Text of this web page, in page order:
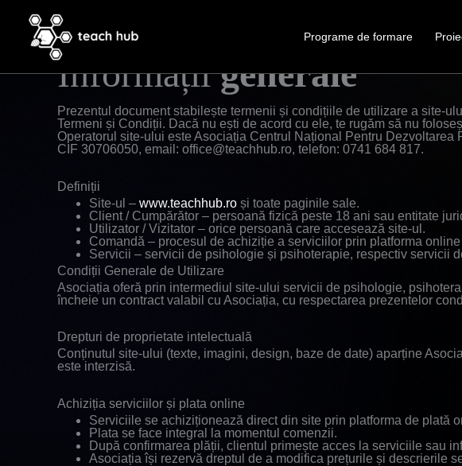
content
Programe de formare
Informațiigenerale
Prezentul document stabilește termenii și condițiile de utilizare a site-
Termeni și Condiții. Dacă nu ești de acord cu ele, te rugăm să nu
Operatorul site-ului este Asociația Centrul Național Pentru
CIF 30706050, email: office@teachhub.ro, telefon: 0741 684 817.
Definiții
Site-ul – www.teachhub.ro și toate paginile sale.
Client / Cumpărător – persoană fizică peste 18 ani sau entitate
Utilizator / Vizitator – orice persoană care accesează site-ul.
Comandă – procesul de achiziție a serviciilor prin platforma
Servicii – servicii de psihologie și psihoterapie, respectiv servicii
Condiții Generale de Utilizare
Asociația oferă prin intermediul site-ului servicii de psihologie,
încheie un contract valabil cu Asociația, cu respectarea prezentelor
Drepturi de proprietate intelectuală
Conținutul site-ului (texte, imagini, design, baze de date) aparține
este interzisă.
Achiziția serviciilor și plata online
Serviciile se achiziționează direct din site prin platforma de plată
Plata se face integral la momentul comenzii.
După confirmarea plății, clientul primește acces la serviciile sau
Asociația își rezervă dreptul de a modifica prețurile și descrierile